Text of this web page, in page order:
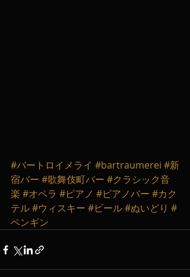
#バートロイメライ #bartraumerei #新
宿バー #歌舞伎町バー #クラシック音
楽 #オペラ #ピアノ #ピアノバー #カク
テル#ウィスキー #ビール#ぬいどり #
ペンギン